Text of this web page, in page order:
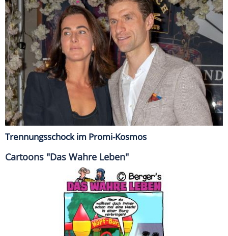
Trennungsschock im Promi-Kosmos
Cartoons "Das Wahre Leben"